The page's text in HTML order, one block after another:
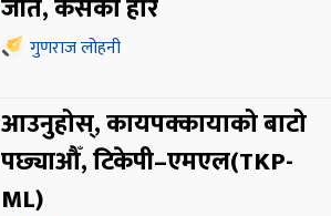
जीत, कसको हार
गुणराज लोहनी
आउनुहोस्, कायपक्कायाको बाटो
पछ्याऔँ, टिकेपी–एमएल(TKP-
ML)